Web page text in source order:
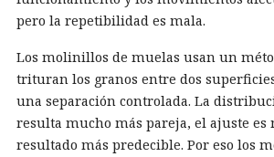
pero la repetibilidad es mala.
Los molinillos de muelas usan un
trituran los granos entre dos
una separación controlada. La
resulta mucho más pareja, el ajuste
resultado más predecible. Por eso los